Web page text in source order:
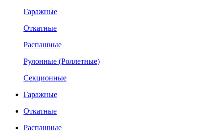
Гаражные
Откатные
Распашные
Рулонные (Роллетные)
Секционные
Гаражные
Откатные
Распашные